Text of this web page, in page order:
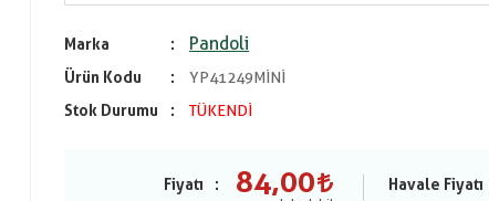
Marka Pandoli
Ürün Kodu
YP41249MİNİ
Stok Durumu
TÜKENDİ
Fiyatı 84,00 Havale Fiyatı